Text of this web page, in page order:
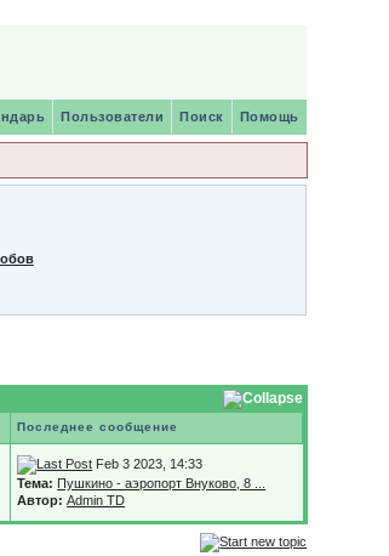
Помощь
Поиск
Пользователи
Последнее сообщение
Feb 3 2023, 14:33
Тема: Пушкино - аэропорт Внуково, 8 ...
Автор: Admin TD